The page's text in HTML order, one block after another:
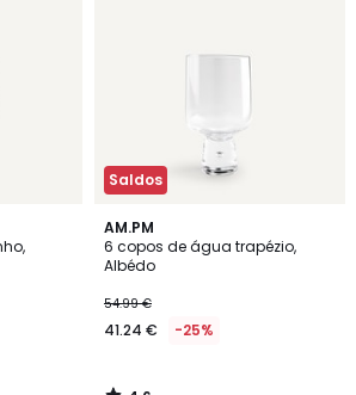
Saldos
AM.PM
6 copos de água trapézio,
Albédo
54.99 €
41.24 € -25%
4,6
/ 5